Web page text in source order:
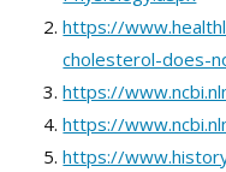
https://
cholesterol-does-
https://
https://
https://